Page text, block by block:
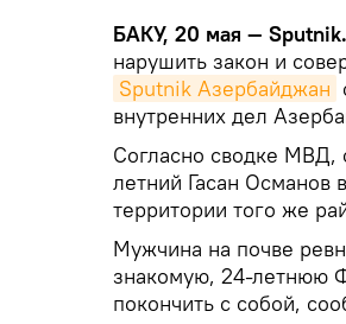
БАКУ, 20 мая — Sputnik.
нарушить закон и
Sputnik Азербайджан
внутренних дел
Согласно сводке МВД,
летний Гасан Османов
территории того же
Мужчина на почве
знакомую, 24-летнюю
покончить с собой,